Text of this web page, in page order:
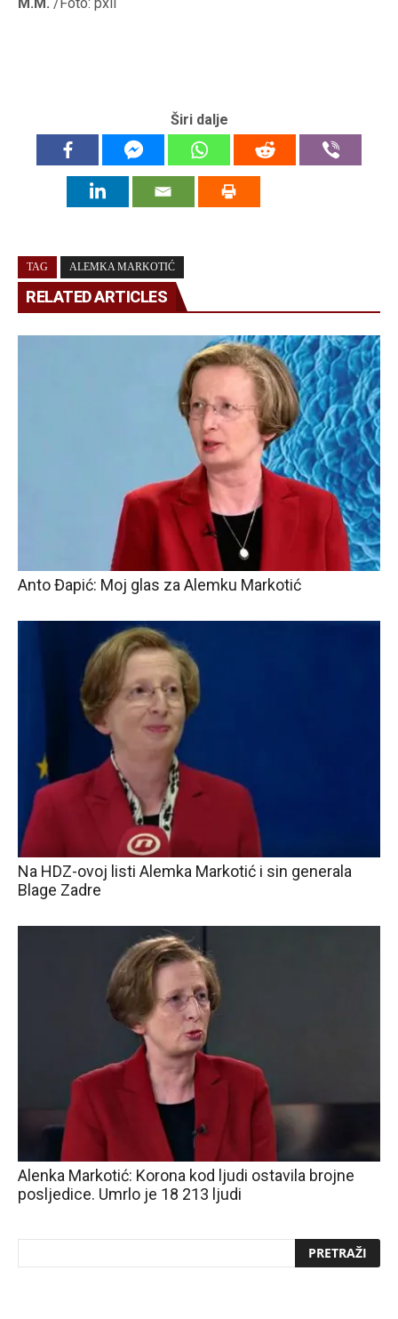
Širi dalje
TAG ALEMKA MARKOTIĆ
RELATED ARTICLES
Anto Đapić: Moj glas za Alemku Markotić
Na HDZ-ovoj listi Alemka Markotić i sin generala
Blage Zadre
Alenka Markotić: Korona kod ljudi ostavila brojne
posljedice. Umrlo je 18 213 ljudi